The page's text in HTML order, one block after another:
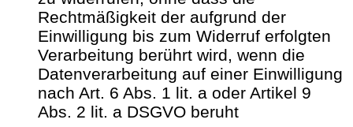
Rechtmäßigkeit der aufgrund der
Einwilligung bis zum Widerruf erfolgten
Verarbeitung berührt wird, wenn die
Datenverarbeitung auf einer Einwilligung
nach Art. 6 Abs. 1 lit. a oder Artikel 9
Abs. 2 lit. a DSGVO beruht